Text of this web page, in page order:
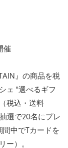
催
』の商品を税
ェ “選べるギフ
税込・送料
選で20名にプレ
間中でTカードを
ー）。